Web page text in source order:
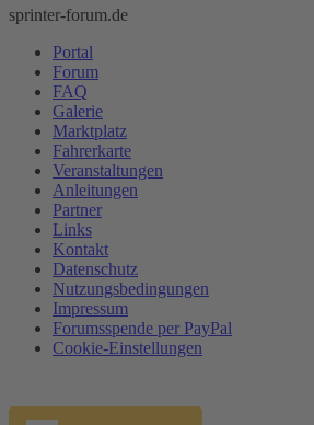
sprinter-forum.de
Portal
Forum
FAQ
Galerie
Marktplatz
Fahrerkarte
Veranstaltungen
Anleitungen
Partner
Links
Kontakt
Datenschutz
Nutzungsbedingungen
Impressum
Forumsspende per PayPal
Cookie-Einstellungen